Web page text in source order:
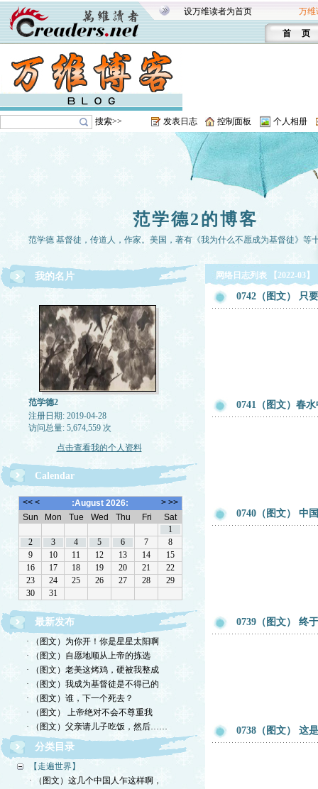
设万维读者为首页 万维
首 页
搜索>> 发表日志 控制面板 个人相册
范学德2的博客
范学德 基督徒，传道人，作家。美国，著有《我为什么不愿成为基督徒》等
我的名片
范学德2
注册日期: 2019-04-28
访问总量: 5,674,559 次
点击查看我的个人资料
Calendar
最新发布
· （图文）为你开！你是星星太阳啊
· （图文）自愿地顺从上帝的拣选
· （图文）老美这烤鸡，硬被我整成
· （图文）我成为基督徒是不得已的
· （图文）谁，下一个死去？
· （图文） 上帝绝对不会不尊重我
· （图文）父亲请儿子吃饭，然后……
分类目录
【走遍世界】
· （图文）这几个中国人乍这样啊，
网络日志列表 【2022-03】
0742（图文） 只
0741（图文）春
0740（图文） 中
0739（图文） 终
0738（图文） 这